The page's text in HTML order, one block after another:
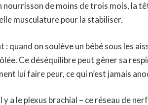
nourrisson de moins de trois mois, la
musculature pour la stabiliser.
: quand on soulève un bébé sous les
Ce déséquilibre peut gêner sa
lui faire peur, ce qui n’est jamais
y a le plexus brachial – ce réseau de